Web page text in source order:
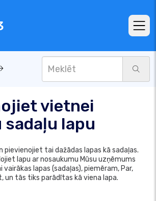
vietnei
sadaļu lapu
pievienojiet tai dažādas lapas kā sadaļas.
lapu ar nosaukumu Mūsu uzņēmums
lapas (sadaļas), piemēram, Par,
un tās tiks parādītas kā viena lapa.